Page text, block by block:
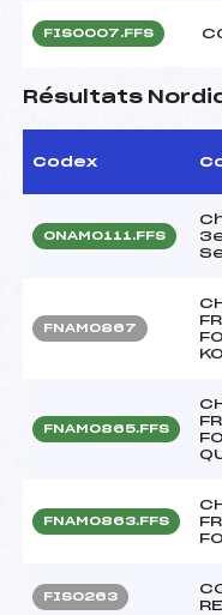
FIS0007.FFS
Résultats
Codex
ONAM0111.FFS
FNAM0867
FNAM0865.FFS
FNAM0863.FFS
FIS0263